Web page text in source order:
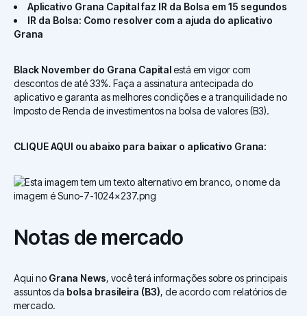
Aplicativo Grana Capital faz IR da Bolsa em 15 segundos
IR da Bolsa: Como resolver com a ajuda do aplicativo
Grana
Black November do Grana Capitalestá em vigor com
descontos de até 33%. Faça a assinatura antecipada do
aplicativo e garanta as melhores condições e a tranquilidade no
Imposto de Renda de investimentos na bolsa de valores (B3).
CLIQUE AQUI ou abaixo para baixar o aplicativo Grana:
Notas de mercado
Aqui no Grana News, você terá informações sobre os principais
assuntos da bolsa brasileira (B3), de acordo com relatórios de
mercado.